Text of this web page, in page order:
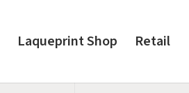
Laqueprint Shop Retail